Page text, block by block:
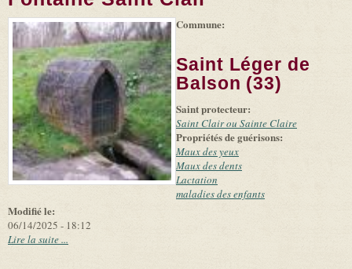
-
Leaflet (link is
|
Tiles
(link is
external)
©
Microsoft
and
suppliers
Modifié le:
06/14/2025 - 18:12
Commune:
Saint Léger de
Balson (33)
Saint protecteur:
Saint Clair ou Sainte Claire
Propriétés de guérisons:
Maux des yeux
Maux des dents
Lactation
maladies des enfants
Lire la suite ...